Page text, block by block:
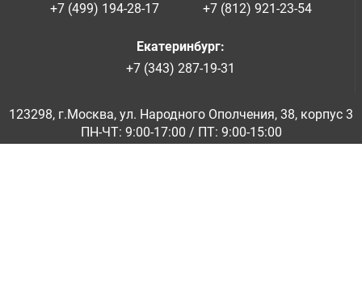
+7 (499) 194-28-17
+7 (812) 921-23-54
Екатеринбург:
+7 (343) 287-19-31
123298, г.Москва, ул. Народного Ополчения, 38, корпус 3
ПН-ЧТ: 9:00-17:00 / ПТ: 9:00-15:00